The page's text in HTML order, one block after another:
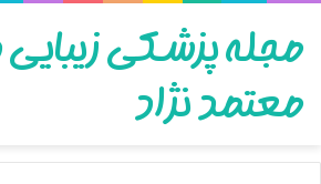
مجله پزشکی زیبایی
معتمد نژاد